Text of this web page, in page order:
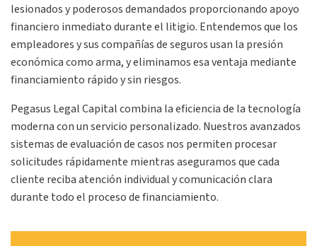
lesionados y poderosos demandados proporcionando apoyo
financiero inmediato durante el litigio. Entendemos que los
empleadores y sus compañías de seguros usan la presión
económica como arma, y eliminamos esa ventaja mediante
financiamiento rápido y sin riesgos.
Pegasus Legal Capital combina la eficiencia de la tecnología
moderna con un servicio personalizado. Nuestros avanzados
sistemas de evaluación de casos nos permiten procesar
solicitudes rápidamente mientras aseguramos que cada
cliente reciba atención individual y comunicación clara
durante todo el proceso de financiamiento.